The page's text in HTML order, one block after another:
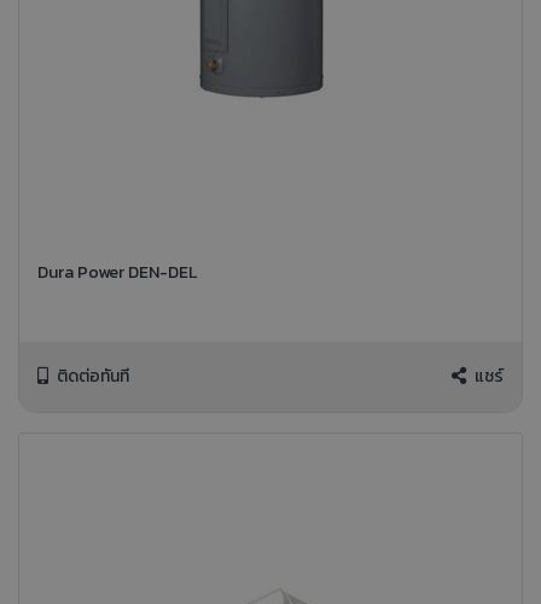
Dura Power DEN-DEL
ติดต่อทันที แชร์